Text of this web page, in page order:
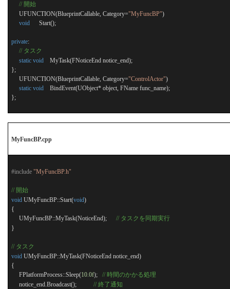
// 開始
UFUNCTION(BlueprintCallable, Category="MyFuncBP")
void
Start();
private:
// タスク
static void
MyTask(FNoticeEnd notice_end);
};
UFUNCTION(BlueprintCallable, Category="ControlActor")
static void
BindEvent(UObject* object, FName func_name);
};
MyFuncBP.cpp
#include"MyFuncBP.h"
// 開始
void UMyFuncBP::Start(void)
{
UMyFuncBP::MyTask(NoticeEnd);
// タスクを同期実行
}
// タスク
void UMyFuncBP::MyTask(FNoticeEnd notice_end)
{
FPlatformProcess::Sleep(10.0f); // 時間のかかる処理
notice_end.Broadcast();
//終了通知